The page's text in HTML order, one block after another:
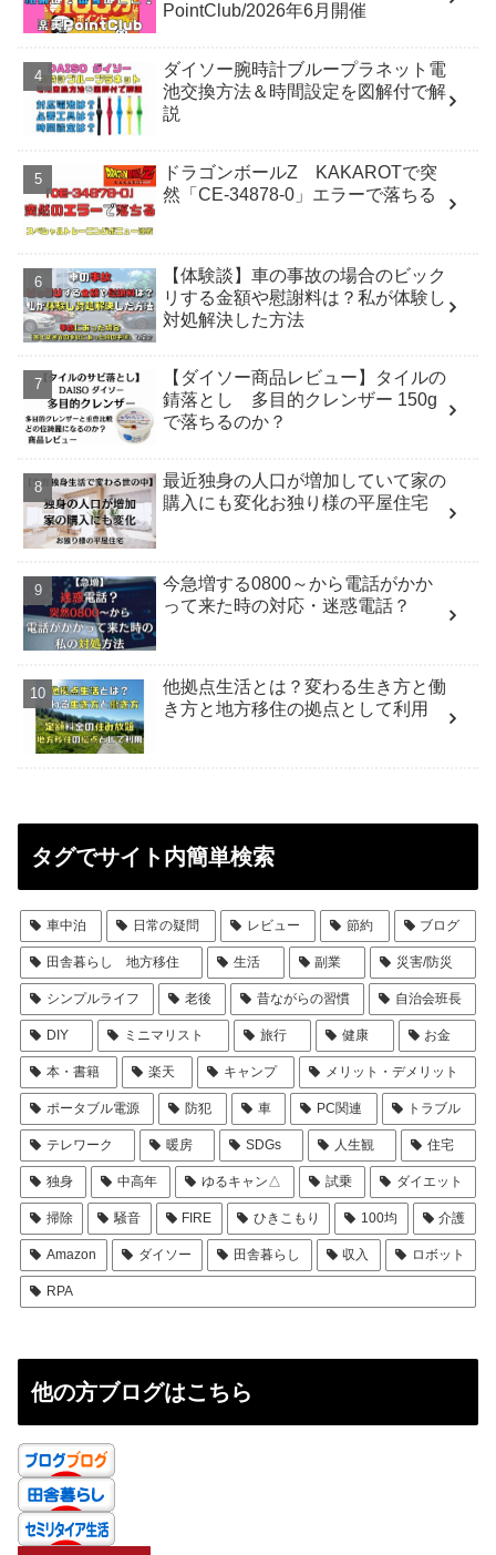
PointClub/2026年6月開催
ダイソー腕時計ブループラネット電
池交換方法＆時間設定を図解付で解
説
ドラゴンボールZ KAKAROTで突
然「CE-34878-0」エラーで落ちる
【体験談】車の事故の場合のビック
リする金額や慰謝料は？私が体験し
対処解決した方法
【ダイソー商品レビュー】タイルの
錆落とし 多目的クレンザー 150g
で落ちるのか？
最近独身の人口が増加していて家の
購入にも変化お独り様の平屋住宅
今急増する0800～から電話がかか
って来た時の対応・迷惑電話？
他拠点生活とは？変わる生き方と働
き方と地方移住の拠点として利用
タグでサイト内簡単検索
車中泊 日常の疑問 レビュー 節約 ブログ
田舎暮らし 地方移住 生活 副業 災害/防災
シンプルライフ 老後 昔ながらの習慣 自治会班長
DIY ミニマリスト 旅行 健康 お金
本・書籍 楽天 キャンプ メリット・デメリット
ポータブル電源 防犯 車 PC関連 トラブル
テレワーク 暖房 SDGs 人生観 住宅
独身 中高年 ゆるキャン△ 試乗 ダイエット
掃除 騒音 FIRE ひきこもり 100均 介護
Amazon ダイソー 田舎暮らし 収入 ロボット
RPA
他の方ブログはこちら